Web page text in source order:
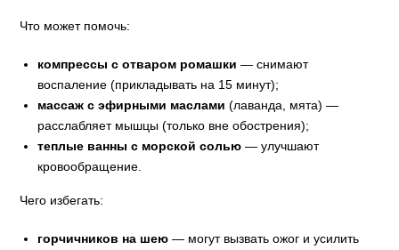
Что может помочь:
компрессы с отваром ромашки — снимают
воспаление (прикладывать на 15 минут);
массаж с эфирными маслами (лаванда, мята) —
расслабляет мышцы (только вне обострения);
теплые ванны с морской солью — улучшают
кровообращение.
Чего избегать:
горчичников на шею — могут вызвать ожог и усилить